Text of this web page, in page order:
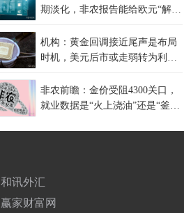
期淡化，非农报告能给欧元“解
机构：黄金回调接近尾声是布局
时机，美元后市或走弱转为利多
非农前瞻：金价受阻4300关口，
就业数据是“火上浇油”还是“釜底
和讯外汇
赢家财富网